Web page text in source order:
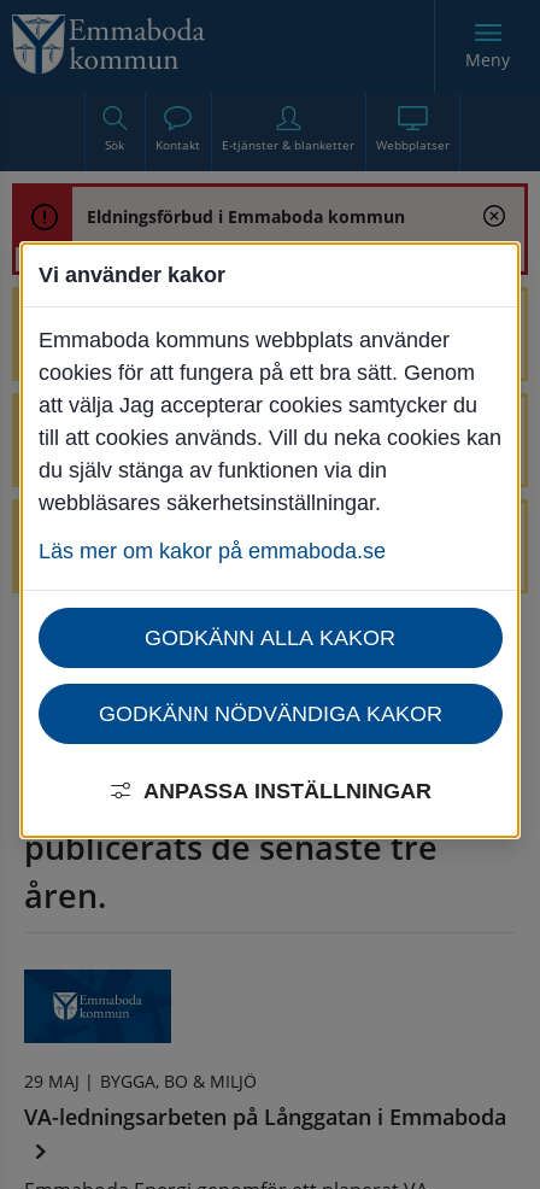
Sök Kontakt E-tjänster & blanketter Webbplatser
Meny
Eldningsförbud i Emmaboda kommun
renoveringen av Bjurbäcksbron
Tillfälliga avstängningar på Centrumtorget
v. 25-34
avstängda.
Startsida Emmaboda kommun - Nyhetsarkiv
Nyhetsarkiv
Här kan du läsa nyheter som
publicerats de senaste tre
åren.
29 MAJ | BYGGA, BO & MILJÖ
VA-ledningsarbeten på Långgatan i Emmaboda
Vi använder kakor
Emmaboda kommuns webbplats använder
cookies för att fungera på ett bra sätt. Genom
att välja Jag accepterar cookies samtycker du
till att cookies används. Vill du neka cookies kan
du själv stänga av funktionen via din
webbläsares säkerhetsinställningar.
Läs mer om kakor på emmaboda.se
GODKÄNN ALLA KAKOR
GODKÄNN NÖDVÄNDIGA KAKOR
ANPASSA INSTÄLLNINGAR